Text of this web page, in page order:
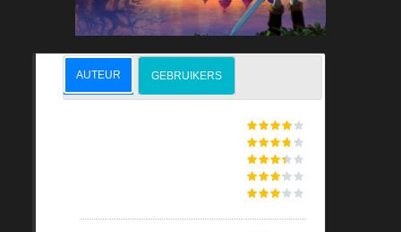
AUTEUR GEBRUIKERS